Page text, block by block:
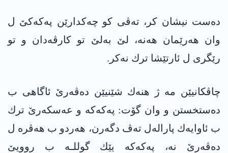
ده‌ست نیشان كر، ته‌ڤی كو چه‌كدارێن په‌كه‌كێ ل
وان هه‌رێمان هه‌نه‌، لێ به‌لێ تو كارڤه‌دان و تو
رێگری ل ئارتێشا ترك نه‌كر.
چاڤكانیێن مه‌ ژ هنه‌ك شێنیێن ده‌ڤه‌رێ ئاگاهی ب
ده‌ستخستن و وان گۆت: په‌كه‌كه‌ و عه‌سكه‌رێ ترك
ب ئاوایه‌ك پاراله‌ل ته‌ڤ دگه‌رن، هه‌ردو ب هه‌ڤره‌ ل
ده‌ڤه‌رێ نه‌، په‌كه‌كه‌ یێك گوللـه‌ ب روویێ